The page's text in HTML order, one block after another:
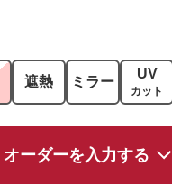
遮熱 ミラー
UV
カット
オーダーを入力する